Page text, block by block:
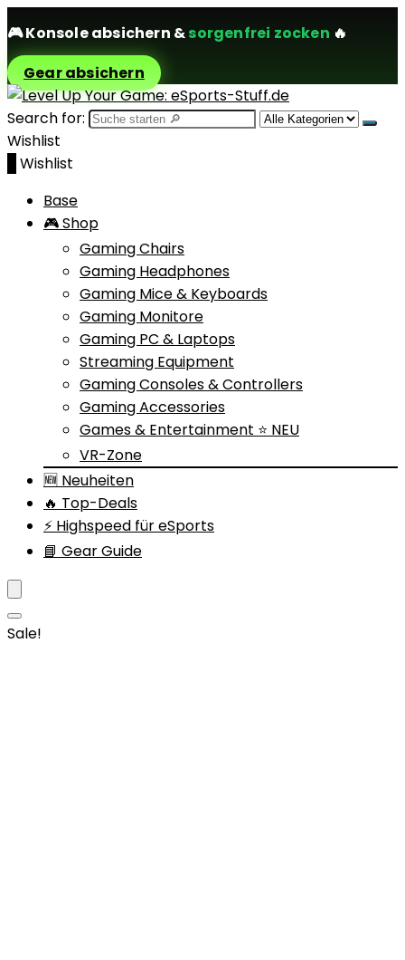
🎮Konsole absichern &sorgenfrei zocken 🔥
Gear absichern
Search for:
Wishlist
Wishlist
Base
🎮 Shop
Gaming Chairs
Gaming Headphones
Gaming Mice & Keyboards
Gaming Monitore
Gaming PC & Laptops
Streaming Equipment
Gaming Consoles & Controllers
Gaming Accessories
Games & Entertainment ⭐ NEU
VR-Zone
🆕 Neuheiten
🔥 Top-Deals
⚡ Highspeed für eSports
📘 Gear Guide
Sale!